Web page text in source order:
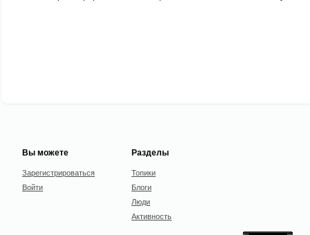
Вы можете
Зарегистрироваться
Войти
Разделы
Топики
Блоги
Люди
Активность